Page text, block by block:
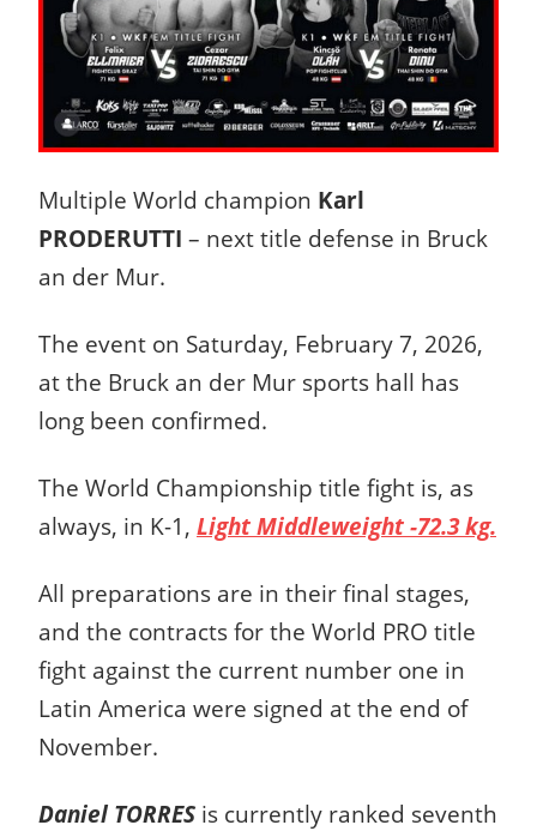
Multiple World champion Karl
PRODERUTTI – next title defense in Bruck
an der Mur.
The event on Saturday, February 7, 2026,
at the Bruck an der Mur sports hall has
long been confirmed.
The World Championship title fight is, as
always, in K-1, Light Middleweight -72.3 kg.
All preparations are in their final stages,
and the contracts for the World PRO title
fight against the current number one in
Latin America were signed at the end of
November.
Daniel TORRES is currently ranked seventh